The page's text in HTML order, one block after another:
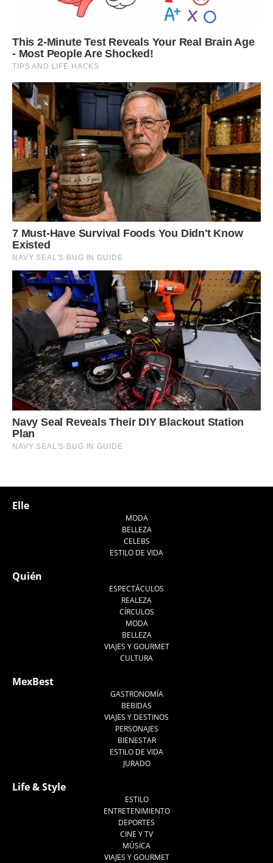
Elle
MODA
BELLEZA
CELEBS
ESTILO DE VIDA
Quién
ESPECTÁCULOS
REALEZA
CÍRCULOS
MODA
BELLEZA
VIAJES Y GOURMET
CULTURA
MexBest
GASTRONOMÍA
BEBIDAS
VIAJES Y DESTINOS
PERSONAJES
BIENESTAR
ESTILO DE VIDA
JURADO
Life & Style
ESTILO
ENTRETENIMIENTO
DEPORTES
CINE Y TV
MÚSICA
VIAJES Y GOURMET